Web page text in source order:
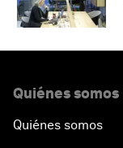
Quiénes somos
Quiénes somos